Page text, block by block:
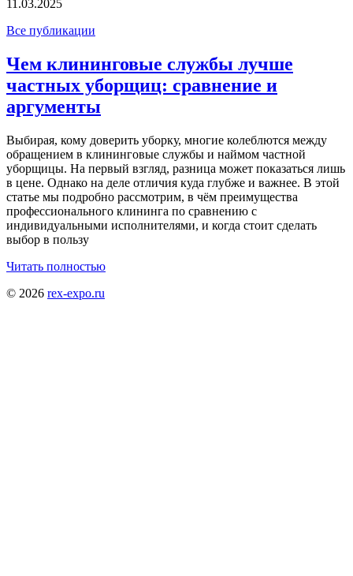
11.03.2025
Все публикации
Чем клининговые службы лучше
частных уборщиц: сравнение и
аргументы
Выбирая, кому доверить уборку, многие колеблются между
обращением в клининговые службы и наймом частной
уборщицы. На первый взгляд, разница может показаться лишь
в цене. Однако на деле отличия куда глубже и важнее. В этой
статье мы подробно рассмотрим, в чём преимущества
профессионального клининга по сравнению с
индивидуальными исполнителями, и когда стоит сделать
выбор в пользу
Читать полностью
© 2026 rex-expo.ru